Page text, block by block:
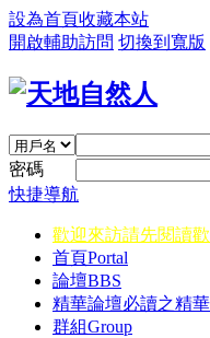
設為首頁收藏本站
開啟輔助訪問 切換到寬版
密碼
快捷導航
歡迎來訪請先閱讀
首頁Portal
論壇BBS
精華論壇必讀之精
群組Group